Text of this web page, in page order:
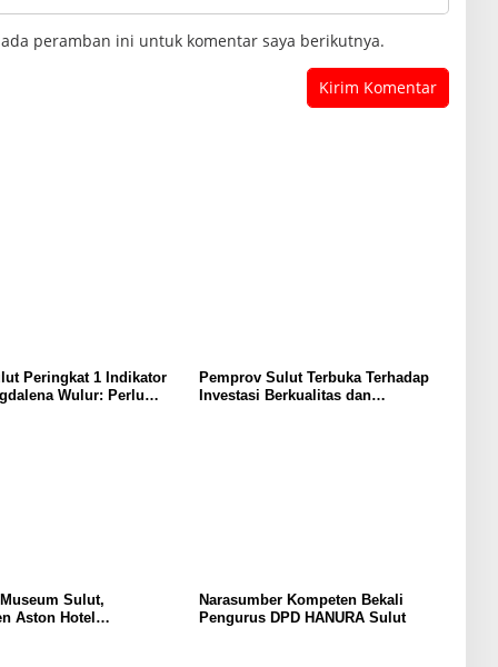
peramban ini untuk komentar saya berikutnya.
Peringkat 1 Indikator
Wulur: Perlu
Pemprov Sulut Terbuka Terhadap
Investasi Berkualitas dan
Sulut,
Aston Hotel
Narasumber Kompeten Bekali
Pengurus DPD HANURA Sulut